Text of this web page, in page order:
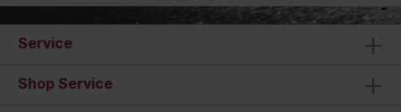
Service
Shop Service